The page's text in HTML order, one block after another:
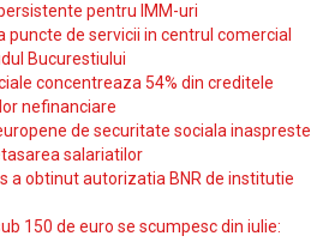
pentru IMM-uri
puncte de servicii in centrul comercial
Bucurestiului
concentreaza 54% din creditele
nefinanciare
de securitate sociala inaspreste
salariatilor
a obtinut autorizatia BNR de institutie
150 de euro se scumpesc din iulie: